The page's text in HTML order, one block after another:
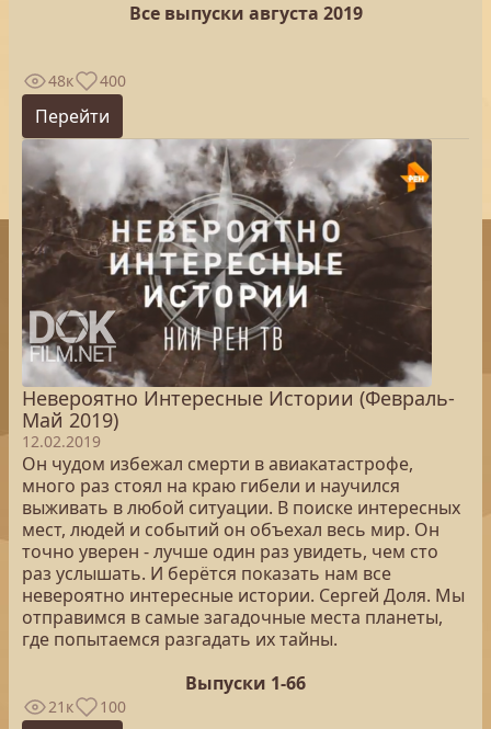
Все выпуски августа 2019
48к 400
Перейти
Невероятно Интересные Истории (Февраль-
Май 2019)
12.02.2019
Он чудом избежал смерти в авиакатастрофе,
много раз стоял на краю гибели и научился
выживать в любой ситуации. В поиске интересных
мест, людей и событий он объехал весь мир. Он
точно уверен - лучше один раз увидеть, чем сто
раз услышать. И берётся показать нам все
невероятно интересные истории. Сергей Доля. Мы
отправимся в самые загадочные места планеты,
где попытаемся разгадать их тайны.
Выпуски 1-66
21к 100